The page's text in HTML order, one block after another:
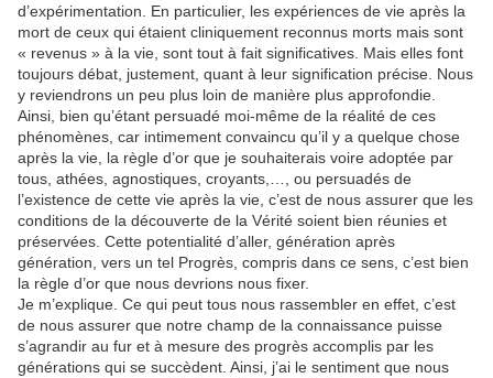
d’expérimentation. En particulier, les expériences de vie après la
mort de ceux qui étaient cliniquement reconnus morts mais sont
« revenus » à la vie, sont tout à fait significatives. Mais elles font
toujours débat, justement, quant à leur signification précise. Nous
y reviendrons un peu plus loin de manière plus approfondie.
Ainsi, bien qu’étant persuadé moi-même de la réalité de ces
phénomènes, car intimement convaincu qu’il y a quelque chose
après la vie, la règle d’or que je souhaiterais voire adoptée par
tous, athées, agnostiques, croyants,…, ou persuadés de
l’existence de cette vie après la vie, c’est de nous assurer que les
conditions de la découverte de la Vérité soient bien réunies et
préservées. Cette potentialité d’aller, génération après
génération, vers un tel Progrès, compris dans ce sens, c’est bien
la règle d’or que nous devrions nous fixer.
Je m’explique. Ce qui peut tous nous rassembler en effet, c’est
de nous assurer que notre champ de la connaissance puisse
s’agrandir au fur et à mesure des progrès accomplis par les
générations qui se succèdent. Ainsi, j’ai le sentiment que nous